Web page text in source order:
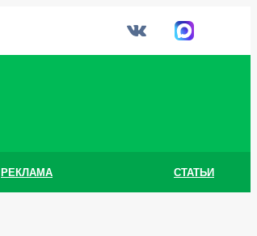
РЕКЛАМА СТАТЬИ